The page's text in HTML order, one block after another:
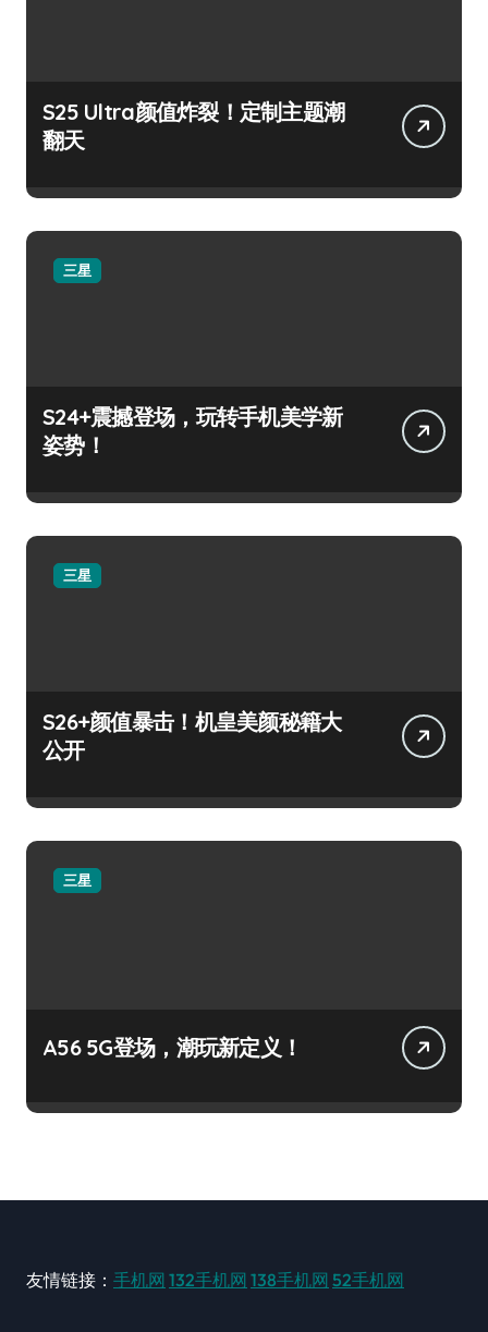
S25 Ultra颜值炸裂！定制主题潮
翻天
三星
S24+震撼登场，玩转手机美学新
姿势！
三星
S26+颜值暴击！机皇美颜秘籍大
公开
三星
A56 5G登场，潮玩新定义！
友情链接： 手机网 132手机网 138手机网 52手机网